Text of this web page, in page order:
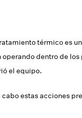
térmico es
dentro de
el equipo.
estas acciones